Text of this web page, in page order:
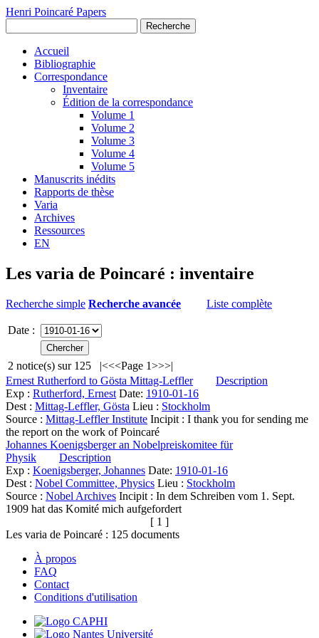
Henri Poincaré Papers
Recherche
Accueil
Bibliographie
Correspondance
Inventaire
Édition de la correspondance
Volume 1
Volume 2
Volume 3
Volume 4
Volume 5
Manuscrits inédits
Rapports de thèse
Varia
Archives
Ressources
EN
Les varia de Poincaré : inventaire
Recherche simple Recherche avancée Liste complète
Date :
2 notice(s) sur 125 |<<<Page 1>>>|
Ernest Rutherford to Gösta Mittag-Leffler
Description
Exp : Rutherford, Ernest Date: 1910-01-16
Dest : Mittag-Leffler, Gösta Lieu : Stockholm
Source : Mittag-Leffler Institute Incipit : I thank you for sending me
the report on the work of Poincaré
Johannes Koenigsberger an Nobelpreiskomitee für
Physik
Description
Exp : Koenigsberger, Johannes Date: 1910-01-16
Dest : Nobel Committee, Physics Lieu : Stockholm
Source : Nobel Archives Incipit : In dem Schreiben vom 1. Sept.
1909 hat das Komité mich aufgefordert
[ 1 ]
Les varia de Poincaré : 125 documents
À propos
FAQ
Contact
Conditions d'utilisation